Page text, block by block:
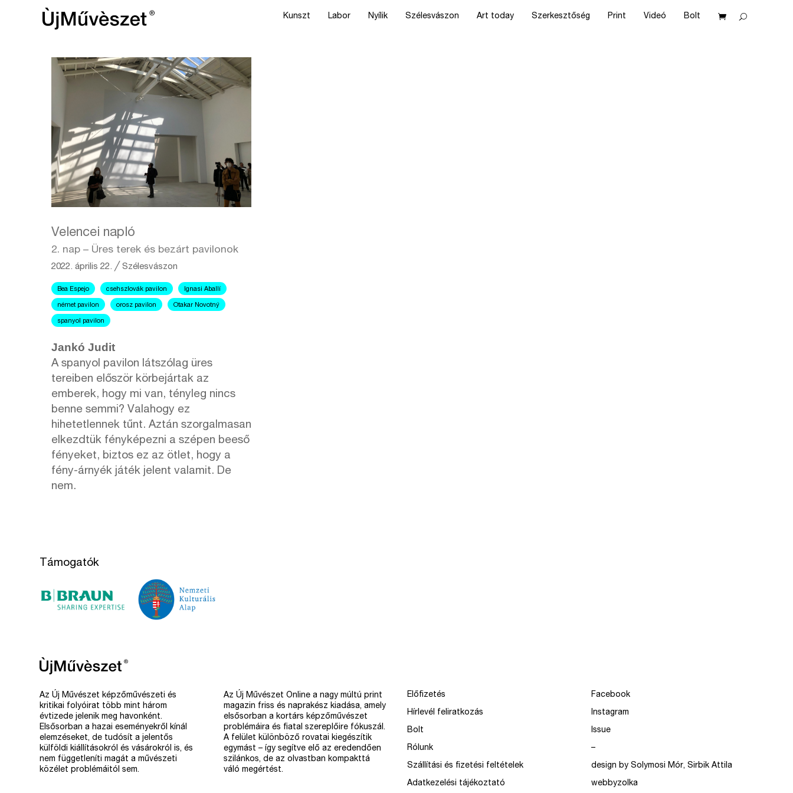
Kunszt Labor Nyílik Szélesvászon Art today Szerkesztőség Print Videó Bolt
Velencei napló
2. nap – Üres terek és bezárt pavilonok
2022. április 22. ╱Szélesvászon
Bea Espejo csehszlovák pavilon Ignasi Aballí
német pavilon orosz pavilon Otakar Novotný
spanyol pavilon
Jankó Judit
A spanyol pavilon látszólag üres
tereiben először körbejártak az
emberek, hogy mi van, tényleg nincs
benne semmi? Valahogy ez
hihetetlennek tűnt. Aztán szorgalmasan
elkezdtük fényképezni a szépen beeső
fényeket, biztos ez az ötlet, hogy a
fény-árnyék játék jelent valamit. De
nem.
Támogatók
Az Új Művészet képzőművészeti és
kritikai folyóirat több mint három
évtizede jelenik meg havonként.
Elsősorban a hazai eseményekről kínál
elemzéseket, de tudósít a jelentős
külföldi kiállításokról és vásárokról is, és
nem függetleníti magát a művészeti
közélet problémáitól sem.
Az Új Művészet Online a nagy múltú print
magazin friss és naprakész kiadása, amely
elsősorban a kortárs képzőművészet
problémáira és fiatal szereplőire fókuszál.
A felület különböző rovatai kiegészítik
egymást – így segítve elő az eredendően
szilánkos, de az olvastban kompakttá
váló megértést.
Előfizetés
Hírlevél feliratkozás
Bolt
Rólunk
Szállítási és fizetési feltételek
Adatkezelési tájékoztató
Facebook
Instagram
Issue
–
design by Solymosi Mór, Sirbik Attila
webbyzolka